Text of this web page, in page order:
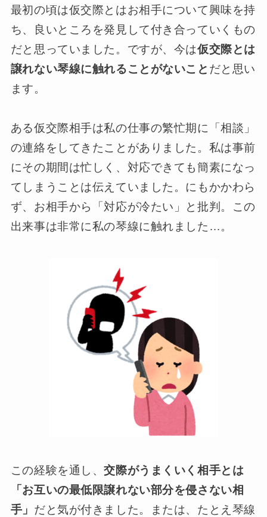
最初の頃は仮交際とはお相手について興味を持
ち、良いところを発見して付き合っていくもの
だと思っていました。ですが、今は仮交際とは
譲れない琴線に触れることがないこと だと思い
ます。
ある仮交際相手は私の仕事の繁忙期に「相談」
の連絡をしてきたことがありました。私は事前
にその期間は忙しく、対応できても簡素になっ
てしまうことは伝えていました。にもかかわら
ず、お相手から「対応が冷たい」と批判。この
出来事は非常に私の琴線に触れました…。
この経験を通し、交際がうまくいく相手とは
「お互いの最低限譲れない部分を侵さない相
手」 だと気が付きました。または、たとえ琴線